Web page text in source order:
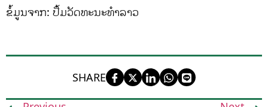
ຂໍ້ມູນຈາກ: ປຶ້ມວັດທະນະທຳລາວ
SHARE